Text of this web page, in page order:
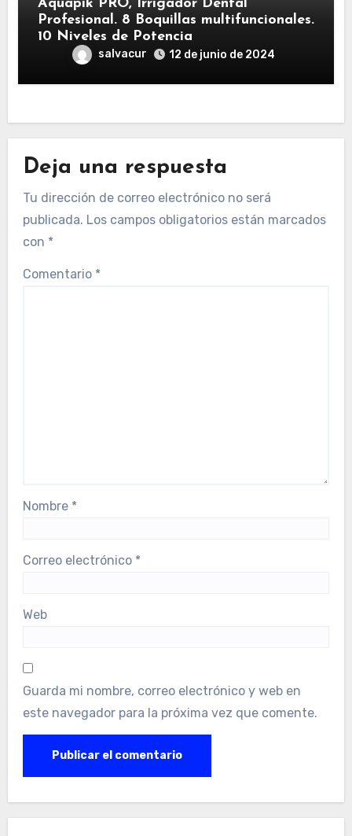
Aquapik PRO, Irrigador Dental
Profesional. 8 Boquillas multifuncionales.
10 Niveles de Potencia
salvacur 12 de junio de 2024
Deja una respuesta
Tu dirección de correo electrónico no será
publicada. Los campos obligatorios están marcados
con *
Comentario *
Nombre *
Correo electrónico *
Web
Guarda mi nombre, correo electrónico y web en
este navegador para la próxima vez que comente.